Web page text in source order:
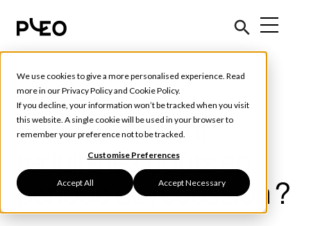
We use cookies to give a more personalised experience. Read
more in ourPrivacy Policyand Cookie Policy.
If you decline, your information won’t be tracked when you visit
this website. A single cookie will be used in your browser to
remember your preference not to be tracked.
Customise Preferences
Accept All Accept Necessary
Outils et conseils
DAF : Comment
réduire les coûts en
période de récession ?